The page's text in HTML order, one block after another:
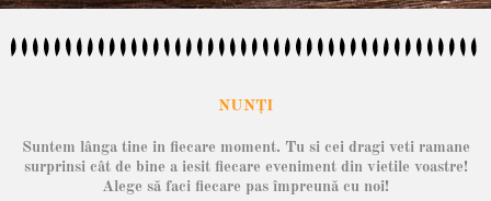
NUNȚI
Suntem lânga tine in fiecare moment. Tu si cei dragi veti ramane
surprinsi cât de bine a iesit fiecare eveniment din vietile voastre!
Alege să faci fiecare pas împreună cu noi!